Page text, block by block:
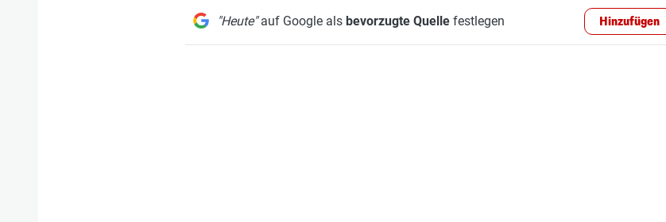
"Heute"auf Google als bevorzugte Quellefestlegen Hinzufügen